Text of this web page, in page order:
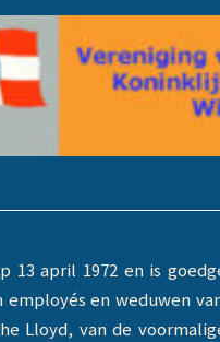
13 april 1972 en is
en weduwen
Lloyd, van de